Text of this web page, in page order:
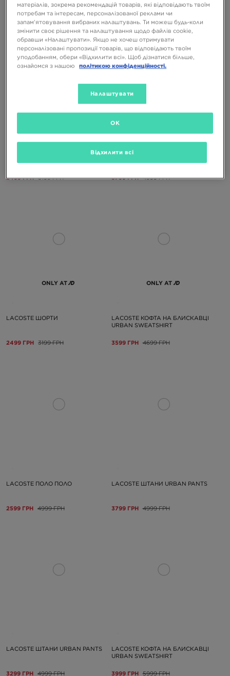
5599 ГРН 3199 ГРН
2499 ГРН 3199 ГРН
LACOSTE ШТАНИ URBAN PANTS
3799 ГРН 4999 ГРН
ONLY AT
LACOSTE ШОРТИ
2499 ГРН 3199 ГРН
ONLY AT
LACOSTE КОФТА НА БЛИСКАВЦІ
URBAN SWEATSHIRT
3599 ГРН 4699 ГРН
LACOSTE ПОЛО ПОЛО
2599 ГРН 4999 ГРН
LACOSTE ШТАНИ URBAN PANTS
3799 ГРН 4999 ГРН
LACOSTE ШТАНИ URBAN PANTS
3299 ГРН 4999 ГРН
LACOSTE КОФТА НА БЛИСКАВЦІ
URBAN SWEATSHIRT
3999 ГРН 5999 ГРН
матеріалів, зокрема рекомендацій товарів, які відповідають твоїм
потребам та інтересам, персоналізованої реклами чи
запам’ятовування вибраних налаштувань. Ти можеш будь-коли
змінити своє рішення та налаштування щодо файлів cookie,
обравши «Налаштувати». Якщо не хочеш отримувати
персоналізовані пропозиції товарів, що відповідають твоїм
уподобанням, обери «Відхилити всі». Щоб дізнатися більше,
ознайомся з нашою
політикою конфіденційності.
Налаштувати
Відхилити всі
OK